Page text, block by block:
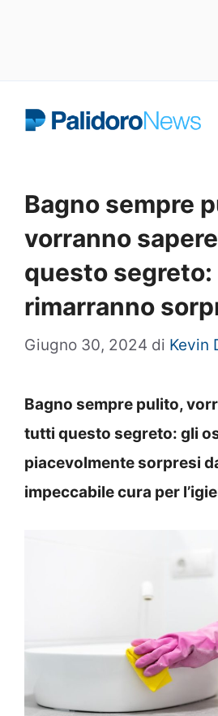
Bagno sempre
vorranno
questo
rimarranno
Giugno 30, 2024 di Kevin
Bagno sempre pulito,
tutti questo segreto: gli
piacevolmente sorpresi
impeccabile cura per